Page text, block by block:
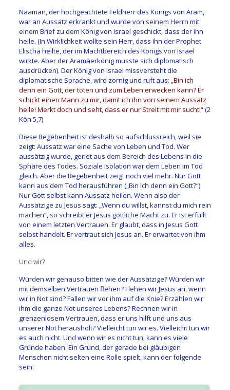
Naaman, der hochgeachtete Feldherr des Königs von Aram,
war an Aussatz erkrankt und wurde von seinem Herrn mit
einem Brief zu dem König von Israel geschickt, dass der ihn
heile. (In Wirklichkeit wollte sein Herr, dass ihn der Prophet
Elischa heilte, der im Machtbereich des Königs von Israel
wirkte. Aber der Aramäerkönig musste sich diplomatisch
ausdrücken). Der König von Israel missversteht die
diplomatische Sprache, wird zornig und ruft aus: „Bin ich
denn ein Gott, der töten und zum Leben erwecken kann? Er
schickt einen Mann zu mir, damit ich ihn von seinem Aussatz
heile! Merkt doch und seht, dass er nur Streit mit mir sucht!“(2
Kön 5,7)
Diese Begebenheit ist deshalb so aufschlussreich, weil sie
zeigt: Aussatz war eine Sache von Leben und Tod. Wer
aussätzig wurde, geriet aus dem Bereich des Lebens in die
Sphäre des Todes. Soziale Isolation war dem Leben im Tod
gleich. Aber die Begebenheit zeigt noch viel mehr. Nur Gott
kann aus dem Tod herausführen („Bin ich denn ein Gott?“).
Nur Gott selbst kann Aussatz heilen. Wenn also der
Aussätzige zu Jesus sagt: „Wenn du willst, kannst du mich rein
machen“, so schreibt er Jesus göttliche Macht zu. Er ist erfüllt
von einem letzten Vertrauen. Er glaubt, dass in Jesus Gott
selbst handelt. Er vertraut sich Jesus an. Er erwartet von ihm
alles.
Und wir?
Würden wir genauso bitten wie der Aussätzige? Würden wir
mit demselben Vertrauen flehen? Flehen wir Jesus an, wenn
wir in Not sind? Fallen wir vor ihm auf die Knie? Erzählen wir
ihm die ganze Not unseres Lebens? Rechnen wir in
grenzenlosem Vertrauen, dass er uns hilft und uns aus
unserer Not herausholt? Vielleicht tun wir es. Vielleicht tun wir
es auch nicht. Und wenn wir es nicht tun, kann es viele
Gründe haben. Ein Grund, der gerade bei gläubigen
Menschen nicht selten eine Rolle spielt, kann der folgende
sein: